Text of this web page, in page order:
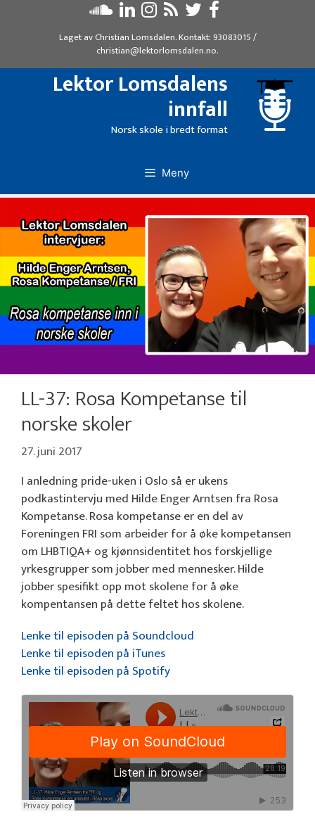
Laget avChristian Lomsdalen. Kontakt: 93083015/
christian@lektorlomsdalen.no.
Lektor Lomsdalens
innfall
Norsk skole i bredt format
Meny
LL-37: Rosa Kompetanse til
norske skoler
27. juni 2017
I anledning pride-uken i Oslo så er ukens
podkastintervju med Hilde Enger Arntsen fra Rosa
Kompetanse. Rosa kompetanse er en del av
Foreningen FRI som arbeider for å øke kompetansen
om LHBTIQA+ og kjønnsidentitet hos forskjellige
yrkesgrupper som jobber med mennesker. Hilde
jobber spesifikt opp mot skolene for å øke
kompentansen på dette feltet hos skolene.
Lenke til episoden på Soundcloud
Lenke til episoden på iTunes
Lenke til episoden på Spotify